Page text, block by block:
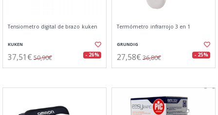
Tensiometro digital de brazo kuken
KUKEN
37,51€ 50,90€ - 26%
Termómetro infrarrojo 3 en 1
GRUNDIG
27,58€ 36,80€ - 25%